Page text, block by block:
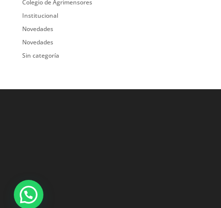
Colegio de Agrimensores
Institucional
Novedades
Novedades
Sin categoría